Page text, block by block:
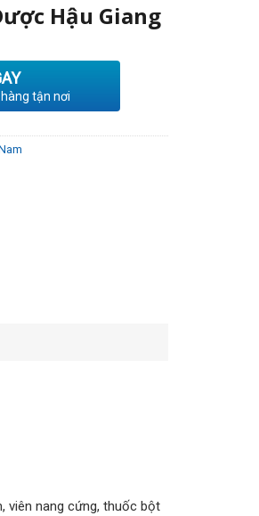
Hậu Giang
tận nơi
viên nang cứng, thuốc bột